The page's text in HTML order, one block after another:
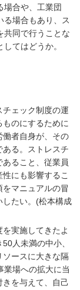
場合や、工業団
る場合もあり、ス
共同で行うことな
てはどうか。
ェック制度の運
のにするために
働者自身が、その
る。ストレスチ
ること、従業員
にも影響するこ
マニュアルの冒
したい。(松本構成
実施してきたよ
人未満の中小、
ソースに大きな隔
業場への拡大に当
を与えて、自己